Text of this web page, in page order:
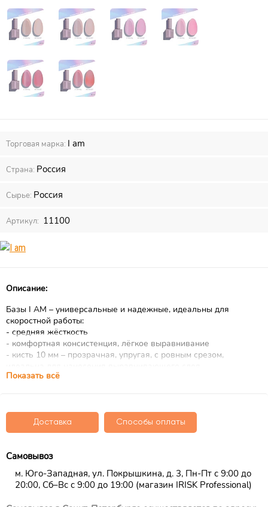
Торговая марка: I am
Страна: Россия
Сырье: Россия
Артикул: 11100
Описание:
Базы I AM – универсальные и надежные, идеальны для
скоростной работы:
- средняя жёсткость
- комфортная консистенция, лёгкое выравнивание
- кисть 10 мм – прозрачная, упругая, с ровным срезом,
Самые востребованные цвета. Прекрасно подстраиваются под
тон кожи и придают ногтям ухоженный вид.
Главный nail-тренд года прямиком с fashion-подиумов и
ковровых дорожек.
- 2 уникальных оттенка – для создания корейского маникюра в
стиле «румяные ногти»
Показать всё
Доставка Способы оплаты
Самовывоз
м. Юго-Западная, ул. Покрышкина, д. 3, Пн-Пт с 9:00 до
20:00, Сб–Вс с 9:00 до 19:00 (магазин IRISK Professional)